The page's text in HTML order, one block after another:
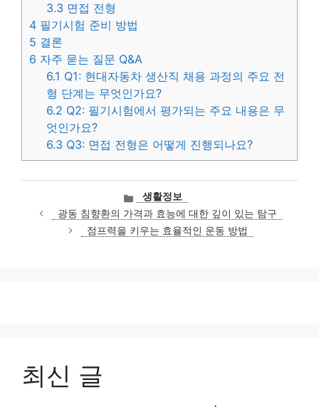
3.3 면접 전형
4 필기시험 준비 방법
5 결론
6 자주 묻는 질문 Q&A
6.1 Q1: 현대자동차 생산직 채용 과정의 주요 전
형 단계는 무엇인가요?
6.2 Q2: 필기시험에서 평가되는 주요 내용은 무
엇인가요?
6.3 Q3: 면접 전형은 어떻게 진행되나요?
카
테
고
리
생활정보
광동 침향환의 가격과 효능에 대한 깊이 있는 탐구
점프력을 키우는 효율적인 운동 방법
최신 글